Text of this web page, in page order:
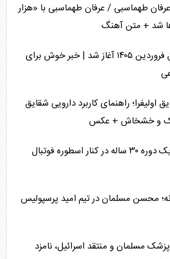
طهماسبی / عرفان طهماسبی با «هزار
شد + متن آهنگ
واریز مابه‌التفاوت حقوق فروردین ۱۴۰۵ آغاز شد | خبر خوش برای
راهنمای کاربرد دارویی شقایق
و خشخاش + عکس
درگذشت مسی؛ پایان یک دوره ۳۰ ساله در کنار اسطوره فوتبال
محسن مسلمان در تیم امید پرسپولیس
مسلمان و منتقد اسرائیل، نامزد